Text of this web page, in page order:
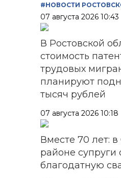
#НОВОСТИ
07 августа 2026 10:43
В Ростовской
стоимость
трудовых
планируют
тысяч рублей
07 августа 2026 10:18
Вместе 70 лет:
районе супруги
благодатную